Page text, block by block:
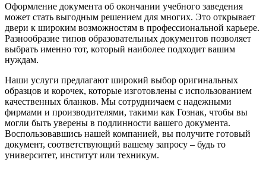
Оформление документа об окончании учебного заведения
может стать выгодным решением для многих. Это открывает
двери к широким возможностям в профессиональной карьере.
Разнообразие типов образовательных документов позволяет
выбрать именно тот, который наиболее подходит вашим
нуждам.
Наши услуги предлагают широкий выбор оригинальных
образцов и корочек, которые изготовлены с использованием
качественных бланков. Мы сотрудничаем с надежными
фирмами и производителями, такими как Гознак, чтобы вы
могли быть уверены в подлинности вашего документа.
Воспользовавшись нашей компанией, вы получите готовый
документ, соответствующий вашему запросу – будь то
университет, институт или техникум.